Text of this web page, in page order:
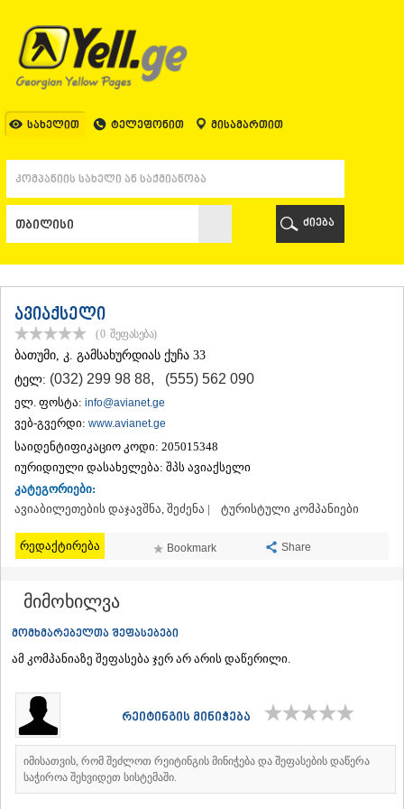
სახელით ტელეფონით მისამართით
ᲗᲑᲘᲚᲘᲡᲘ
ᲗᲑᲘᲚᲘᲡᲘ
ᲐᲤᲮᲐᲖᲔᲗᲘ
ᲒᲐᲚᲘ
ᲑᲐᲗᲣᲛᲘ
ᲥᲝᲑᲣᲚᲔᲗᲘ
ᲨᲣᲐᲮᲔᲕᲘ
ᲩᲐᲥᲕᲘ
ᲝᲖᲣᲠᲒᲔᲗᲘ
ᲩᲝᲮᲐᲢᲐᲣᲠᲘ
ᲣᲠᲔᲙᲘ
ᲘᲛᲔᲠᲔᲗᲘ
ᲑᲐᲦᲓᲐᲗᲘ
ᲕᲐᲜᲘ
ᲖᲔᲡᲢᲐᲤᲝᲜᲘ
ᲗᲔᲠᲯᲝᲚᲐ
ᲡᲐᲩᲮᲔᲠᲔ
ᲢᲧᲘᲑᲣᲚᲘ
ᲥᲣᲗᲐᲘᲡᲘ
ᲬᲧᲐᲚᲢᲣᲑᲝ
ᲮᲐᲠᲐᲒᲐᲣᲚᲘ
ᲮᲝᲜᲘ
ᲐᲮᲛᲔᲢᲐ
ᲓᲔᲓᲝᲤᲚᲘᲡᲬᲧᲐᲠᲝ
ᲗᲔᲚᲐᲕᲘ
ᲡᲐᲒᲐᲠᲔᲯᲝ
ᲡᲘᲦᲜᲐᲦᲘ
ᲧᲕᲐᲠᲔᲚᲘ
ᲬᲜᲝᲠᲘ
ᲛᲪᲮᲔᲗᲐ–ᲛᲗᲘᲐᲜᲔᲗᲘ
ᲓᲣᲨᲔᲗᲘ
ძიება
ავიაქსელი
(0 შეფასება)
ᲑᲐᲗᲣᲛᲘ, კ. გამსახურდიას ქუჩა 33
ტელ: (032) 299 98 88, (555) 562 090
ელ. ფოსტა: info@avianet.ge
ვებ-გვერდი: www.avianet.ge
საიდენტიფიკაციო კოდი: 205015348
იურიდიული დასახელება: შპს ავიაქსელი
კატეგორიები:
ავიაბილეთების დაჯავშნა, შეძენა | ტურისტული კომპანიები
რედაქტირება Bookmark Share
მიმოხილვა
მომხმარებელთა შეფასებები
ამ კომპანიაზე შეფასება ჯერ არ არის დაწერილი.
რეიტინგის მინიჭება
იმისათვის, რომ შეძლოთ რეიტინგის მინიჭება და შეფასების დაწერა
საჭიროა შეხვიდეთ სისტემაში.